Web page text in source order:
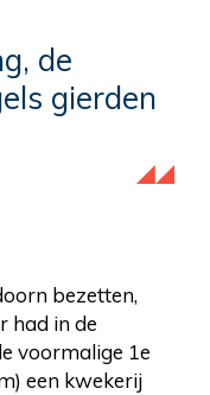
de
gierden
bezetten,
had in de
voormalige 1e
een kwekerij